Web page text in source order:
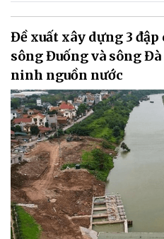
Đề xuất xây dựng 3
sông Đuống và sông
ninh nguồn nước